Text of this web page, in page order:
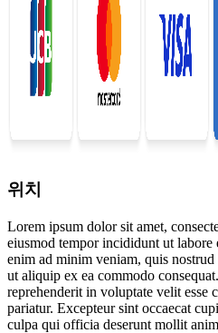
위치
Lorem ipsum dolor sit amet,
eiusmod tempor incididunt ut
enim ad minim veniam, quis
ut aliquip ex ea commodo
reprehenderit in voluptate velit esse
pariatur. Excepteur sint occaecat
culpa qui officia deserunt mollit